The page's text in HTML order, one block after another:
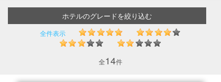
ホテルのグレードを絞り込む
全件表示
全14件